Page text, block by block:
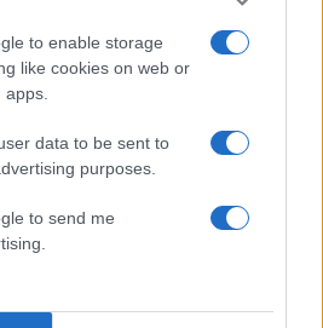
to enable storage
like cookies on web or
data to be sent to
purposes.
to send me
σπάνια δημόσια
στο Νεπάλ με τη